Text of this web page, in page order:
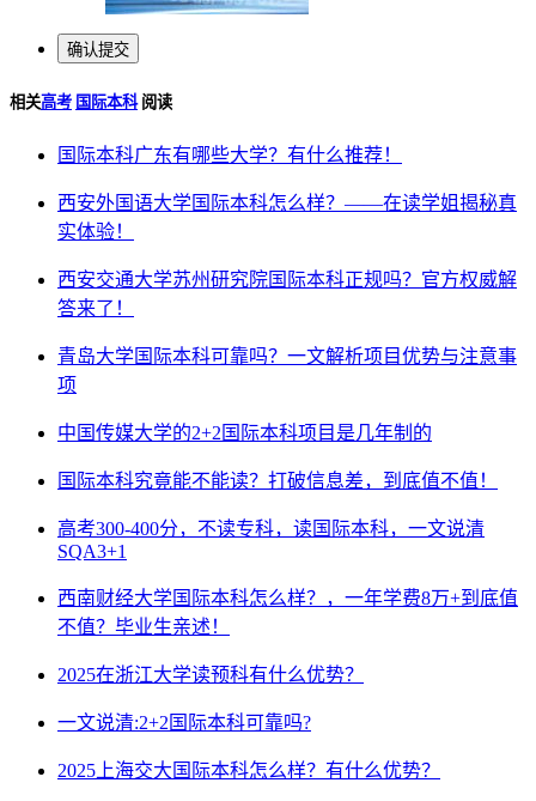
相关高考 国际本科 阅读
国际本科广东有哪些大学？有什么推荐！
西安外国语大学国际本科怎么样？——在读学姐揭秘真
实体验！
西安交通大学苏州研究院国际本科正规吗？官方权威解
答来了！
青岛大学国际本科可靠吗？一文解析项目优势与注意事
项
中国传媒大学的2+2国际本科项目是几年制的
国际本科究竟能不能读？打破信息差，到底值不值！
高考300-400分，不读专科，读国际本科，一文说清
SQA3+1
西南财经大学国际本科怎么样？，一年学费8万+到底值
不值？毕业生亲述！
2025在浙江大学读预科有什么优势？
一文说清:2+2国际本科可靠吗?
2025上海交大国际本科怎么样？有什么优势？